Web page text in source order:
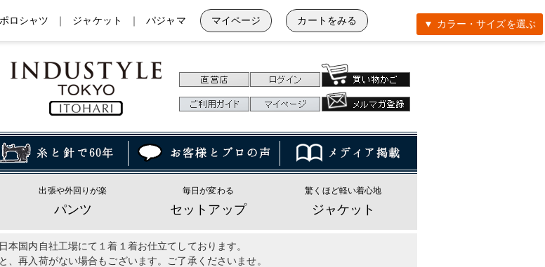
出張や外回りが楽
パンツ
毎日が変わる
セットアップ
驚くほど軽い着心地
ジャケット
本国内自社工場にて１着１着お仕立てしております。
、再入荷がない場合もございます。ご了承くださいませ。
ロシャツ ｜ ジャケット ｜ パジャマ マイページ カートをみる ▼ カラー・サイズを選ぶ